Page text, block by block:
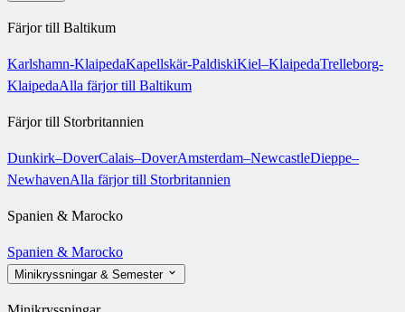
Färjor till Baltikum
Karlshamn-KlaipedaKapellskär-PaldiskiKiel–KlaipedaTrelleborg-
KlaipedaAlla färjor till Baltikum
Färjor till Storbritannien
Dunkirk–DoverCalais–DoverAmsterdam–NewcastleDieppe–
NewhavenAlla färjor till Storbritannien
Spanien & Marocko
Spanien & Marocko
Minikryssningar & Semester